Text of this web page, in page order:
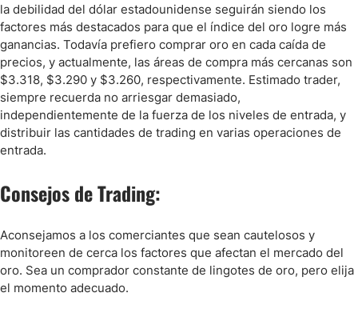
la debilidad del dólar estadounidense seguirán siendo los
factores más destacados para que el índice del oro logre más
ganancias. Todavía prefiero comprar oro en cada caída de
precios, y actualmente, las áreas de compra más cercanas son
$3.318, $3.290 y $3.260, respectivamente. Estimado trader,
siempre recuerda no arriesgar demasiado,
independientemente de la fuerza de los niveles de entrada, y
distribuir las cantidades de trading en varias operaciones de
entrada.
Consejos de Trading:
Aconsejamos a los comerciantes que sean cautelosos y
monitoreen de cerca los factores que afectan el mercado del
oro. Sea un comprador constante de lingotes de oro, pero elija
el momento adecuado.